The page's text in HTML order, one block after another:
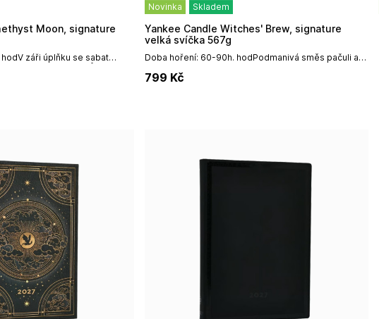
záři úplňku se sabat
a...
Novinka Skladem
Doba hoření: 60-90h. hodPodmanivá směs pačuli a
Vůně tajemství šeptaných nad...
Yankee Candle Witches' Brew, signature
velká svíčka 567g
799 Kč